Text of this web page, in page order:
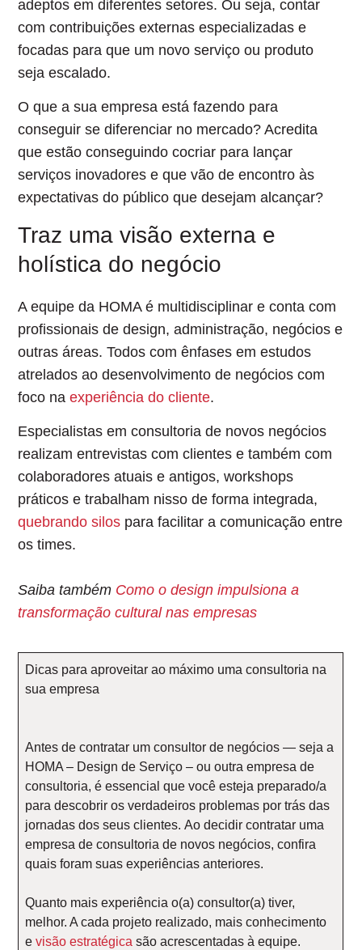
adeptos em diferentes setores. Ou seja, contar
com contribuições externas especializadas e
focadas para que um novo serviço ou produto
seja escalado.
O que a sua empresa está fazendo para
conseguir se diferenciar no mercado? Acredita
que estão conseguindo cocriar para lançar
serviços inovadores e que vão de encontro às
expectativas do público que desejam alcançar?
Traz uma visão externa e
holística do negócio
A equipe da HOMA é multidisciplinar e conta com
profissionais de design, administração, negócios e
outras áreas. Todos com ênfases em estudos
atrelados ao desenvolvimento de negócios com
foco naexperiência do cliente.
Especialistas em consultoria de novos negócios
realizamentrevistas com clientes e também com
colaboradores atuais e antigos, workshops
práticos e trabalham nisso de forma integrada,
quebrando silos para facilitar a comunicação entre
os times.
Saiba também Como o design impulsiona a
transformação cultural nas empresas
Dicas para aproveitar ao máximo uma consultoria na
sua empresa
Antes de contratar um consultor de negócios — seja a
HOMA – Design de Serviço – ou outra empresa de
consultoria, é essencial que vocêesteja preparado/a
para descobrir os verdadeiros problemas por trás das
jornadas dos seus clientes. Ao decidir contratar uma
empresa de consultoria de novos negócios,confira
quais foram suas experiências anteriores.
Quanto mais experiência o(a) consultor(a) tiver,
melhor. A cada projeto realizado, mais conhecimento
evisão estratégica são acrescentadas à equipe.